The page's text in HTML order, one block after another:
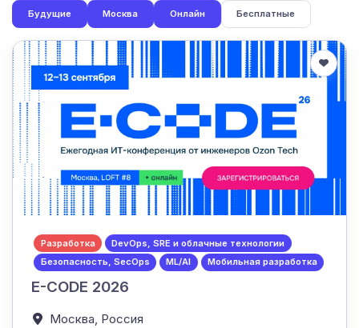
Будущие Москва Онлайн Бесплатные
Разработка
DevOps, SRE и облачные технологии
Безопасность, SecOps
ML/AI Мобильная разработка
E-CODE 2026
Москва, Россия